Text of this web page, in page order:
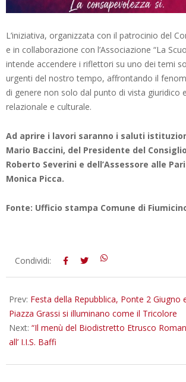
L’iniziativa, organizzata con il patrocinio del
e in collaborazione con l’Associazione “La
intende accendere i riflettori su uno dei temi
urgenti del nostro tempo, affrontando il
di genere non solo dal punto di vista giuridico
relazionale e culturale.
Ad aprire i lavori saranno i saluti
Mario Baccini, del Presidente del
Roberto Severini e dell’Assessore alle
Monica Picca.
Fonte: Ufficio stampa Comune di
2026-
Condividi:
Prev: Festa della Repubblica, Ponte 2 Giugno
Piazza Grassi si illuminano come il Tricolore
Next: “Il menù del Biodistretto Etrusco
all’ I.I.S. Baffi